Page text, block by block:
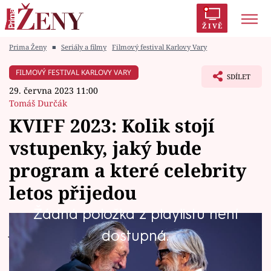
ŽIVĚ
Módní alarm
Zrádci Proměny
Témata
Celebrity
Vztahy
Seriály
Prima Ženy ■ Seriály a filmy Filmový festival Karlovy Vary
FILMOVÝ FESTIVAL KARLOVY VARY
29. června 2023 11:00
Tomáš Durčák
SDÍLET
KVIFF 2023: Kolik stojí
vstupenky, jaký bude
program a které celebrity
letos přijedou
Žádná položka z playlistu není
dostupná.
Již 30. června se otevřou dveře letošního, již
57. ročníku karlovarského festivalu. I tentokrát
bude Mezinárodní filmový festival Karlovy